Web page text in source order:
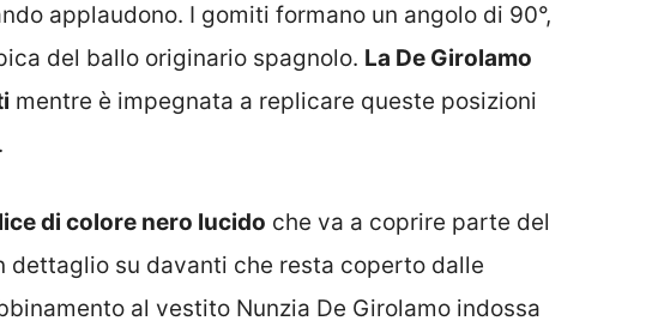
applaudono. I gomiti formano un angolo di 90°,
del ballo originario spagnolo. La De Girolamo
mentre è impegnata a replicare queste posizioni
di colore nero lucido che va a coprire parte del
dettaglio su davanti che resta coperto dalle
al vestito Nunzia De Girolamo indossa